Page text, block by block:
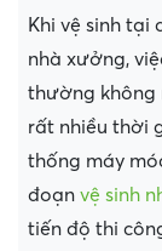
Khi vệ sinh
nhà xưởng,
thường không
rất nhiều thời
thống máy
đoạn vệ sinh
tiến độ thi